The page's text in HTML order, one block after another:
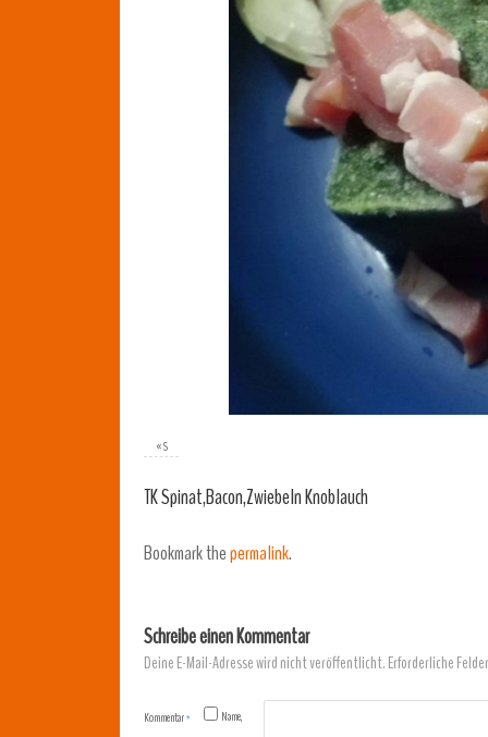
«S
TK Spinat,Bacon,Zwiebeln Knoblauch
Bookmark thepermalink.
Schreibe einen Kommentar
Deine E-Mail-Adresse wird nicht veröffentlicht.Erforderliche
Kommentar*
Name,